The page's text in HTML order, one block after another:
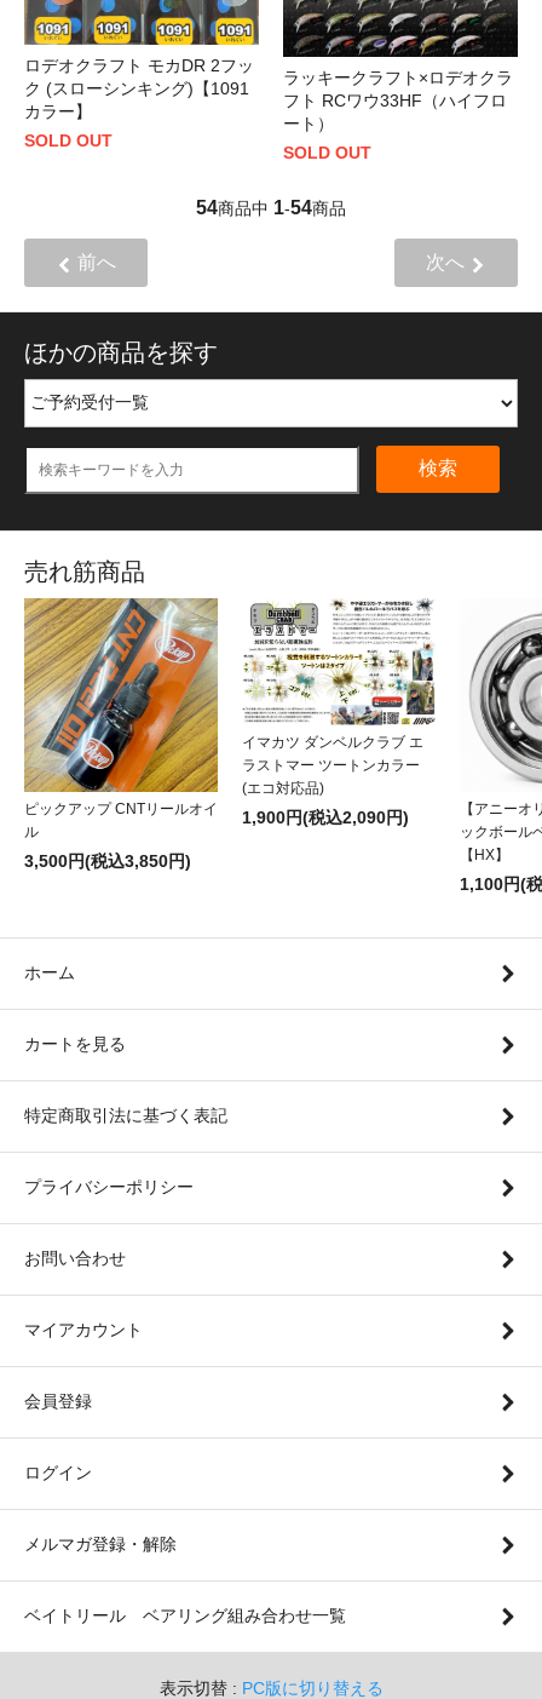
ロデオクラフト モカDR 2フッ
ク (スローシンキング)【1091
カラー】
SOLD OUT
ラッキークラフト×ロデオクラ
フト RCワウ33HF（ハイフロ
ート）
SOLD OUT
54商品中 1-54商品
前へ 次へ
ほかの商品を探す
検索
売れ筋商品
ピックアップ CNTリールオイ
ル
3,500円(税込3,850円)
イマカツ ダンベルクラブ エ
ラストマー ツートンカラー
(エコ対応品)
1,900円(税込2,090円)
【アニーオ
ックボール
【HX】
1,100円(
ホーム
カートを見る
特定商取引法に基づく表記
プライバシーポリシー
お問い合わせ
マイアカウント
会員登録
ログイン
メルマガ登録・解除
ベイトリール ベアリング組み合わせ一覧
表示切替 : PC版に切り替える